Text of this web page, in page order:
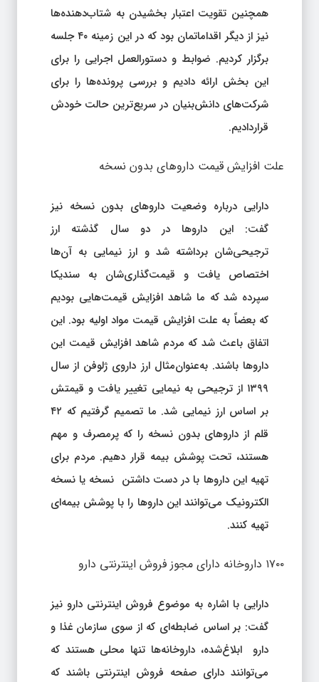
همچنین تقویت اعتبار بخشیدن به شتاب‌دهنده‌ها
نیز از دیگر اقداماتمان بود که در این زمینه ۴۰ جلسه
برگزار کردیم. ضوابط و دستورالعمل اجرایی را برای
این بخش ارائه دادیم و بررسی پرونده‌ها را برای
شرکت‌های دانش‌بنیان در سریع‌ترین حالت خودش
قراردادیم.
علت افزایش قیمت‌ داروهای بدون نسخه
دارایی درباره وضعیت داروهای بدون نسخه نیز
گفت: این داروها در دو سال گذشته ارز
ترجیحی‌شان برداشته شد و ارز نیمایی به آن‌ها
اختصاص یافت و قیمت‌گذاری‌شان به سندیکا
سپرده شد که ما شاهد افزایش قیمت‌هایی بودیم
که بعضاً به علت افزایش قیمت مواد اولیه‌ بود. این
اتفاق باعث شد که مردم شاهد افزایش قیمت این
داروها باشند. به‌عنوان‌مثال ارز داروی ژلوفن از سال
۱۳۹۹ از ترجیحی به نیمایی تغییر یافت و قیمتش
بر اساس ارز نیمایی شد. ما تصمیم گرفتیم که ۴۲
قلم از داروهای بدون نسخه را که پرمصرف و مهم
هستند، تحت پوشش بیمه قرار دهیم. مردم برای
تهیه این داروها با در دست داشتن نسخه یا نسخه
الکترونیک می‌توانند این داروها را با پوشش بیمه‌ای
تهیه کنند.
۱۷۰۰ داروخانه دارای مجوز فروش اینترنتی دارو
دارایی با اشاره به موضوع فروش اینترنتی دارو نیز
گفت: بر اساس ضابطه‌ای که از سوی سازمان غذا و
دارو ابلاغ‌شده، داروخانه‌ها تنها محلی هستند که
می‌توانند دارای صفحه فروش اینترنتی باشند که